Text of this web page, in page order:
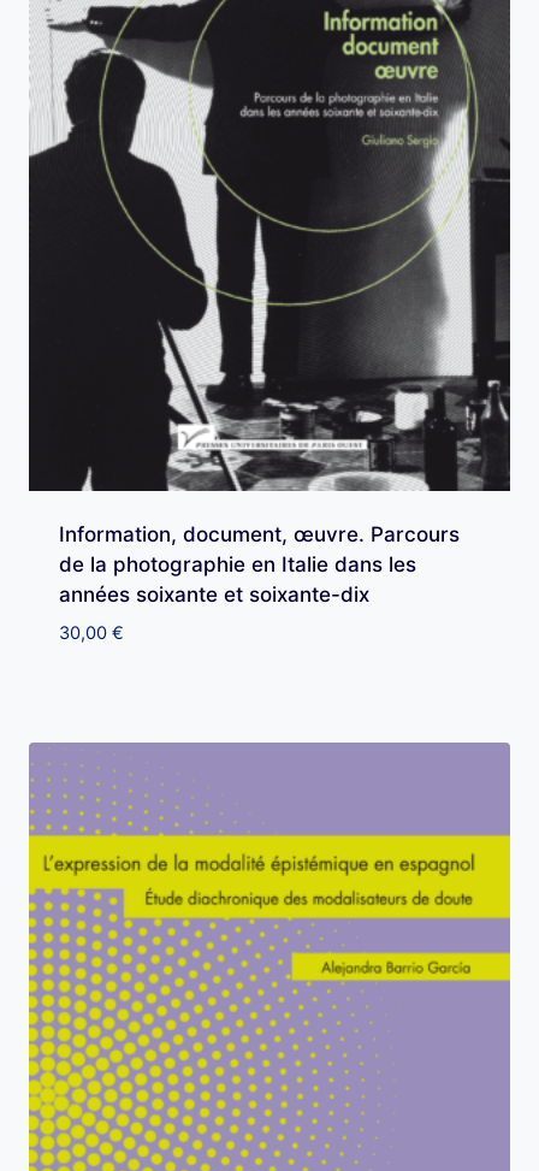
Information, document, œuvre. Parcours
de la photographie en Italie dans les
années soixante et soixante-dix
30,00 €